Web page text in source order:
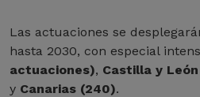
Las actuaciones se
hasta 2030, con especial
actuaciones), Castilla y León
y Canarias (240).